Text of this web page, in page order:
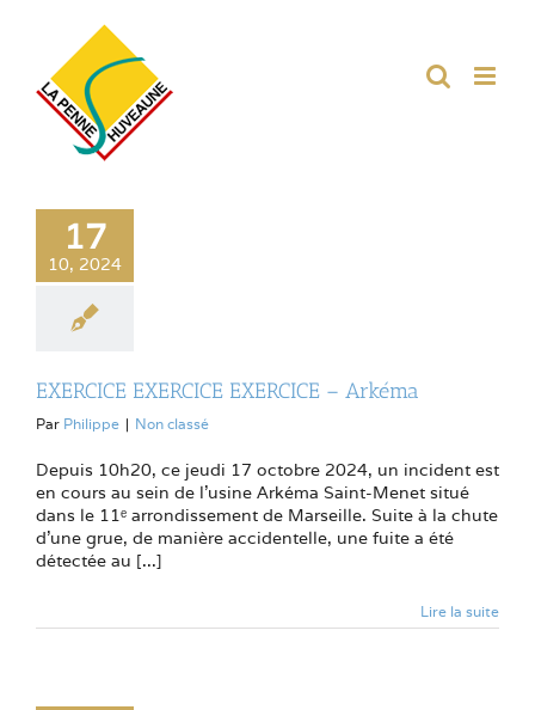
17
10, 2024
EXERCICE EXERCICE EXERCICE – Arkéma
Par Philippe | Non classé
Depuis 10h20, ce jeudi 17 octobre 2024, un incident est
en cours au sein de l’usine Arkéma Saint-Menet situé
dans le 11ᵉ arrondissement de Marseille. Suite à la chute
d’une grue, de manière accidentelle, une fuite a été
détectée au [...]
Lire la suite